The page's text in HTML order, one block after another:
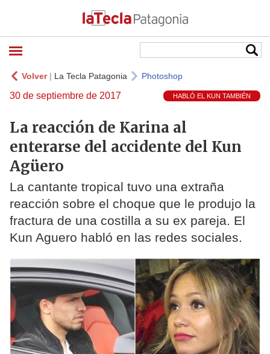
Volver| La Tecla Patagonia Photoshop
30 de septiembre de 2017 HABLÓ EL KUN TAMBIÉN
La reacción de Karina al
enterarse del accidente del Kun
Agüero
La cantante tropical tuvo una extraña
reacción sobre el choque que le produjo la
fractura de una costilla a su ex pareja. El
Kun Aguero habló en las redes sociales.